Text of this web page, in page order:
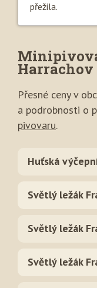
přežila.
Harrachov
Přesné ceny v
a podrobnosti o
pivovaru.
Huťská
Světlý ležák
Světlý ležák
Světlý ležák